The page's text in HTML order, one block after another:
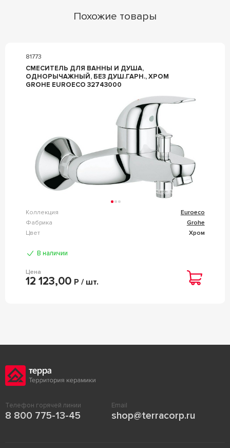
Похожие товары
81773
СМЕСИТЕЛЬ ДЛЯ ВАННЫ И ДУША,
ОДНОРЫЧАЖНЫЙ, БЕЗ ДУШ.ГАРН., ХРОМ
GROHE EUROECO 32743000
Коллекция
Euroeco
Фабрика
Grohe
Цвет
Хром
В наличии
Цена
12 123,00 Р / шт.
Телефон горячей линии
8 800 775-13-45
Email
shop@terracorp.ru